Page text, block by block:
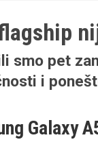
smo pet
i
Galaxy